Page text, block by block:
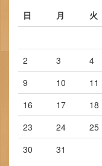
日
月 火
2
3 4
9
10 11
16
17 18
23
24 25
30
31